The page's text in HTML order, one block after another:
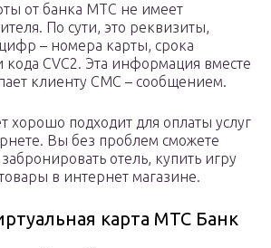
от банка МТС не имеет
По сути, это реквизиты,
– номера карты, срока
кода CVС2. Эта информация вместе
клиенту СМС – сообщением.
хорошо подходит для оплаты услуг
Вы без проблем сможете
отель, купить игру
в интернет магазине.
карта МТС Банк